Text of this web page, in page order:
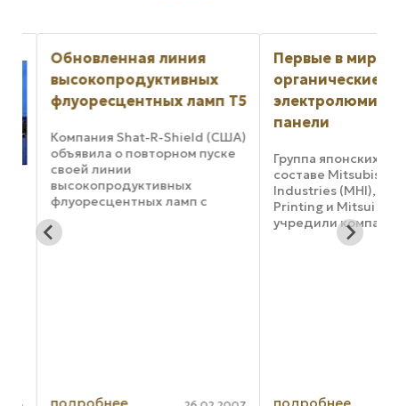
Обновленная линия
высокопродуктивных
флуоресцентных ламп Т5
Компания Shat-R-Shield (США)
объявила о повторном пуске
своей линии
высокопродуктивных
флуоресцентных ламп с
новым покрытием Т5.
Используемые в множестве
разнообразных областей (что
подробнее
Первые в мире
органические
панели
Группа японских
составе Mitsubishi
Industries (MHI),
Printing и Mitsui &
учредили
Inc., которая
подробнее